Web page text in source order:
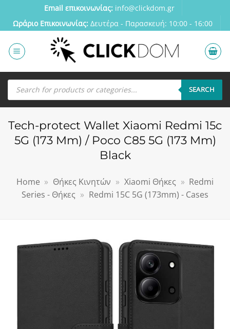
περιεχόμενο
Email επικοινωνίας: info@clickdom.gr
Ωράριο Eπικοινωνίας: Δευτέρα - Παρασκευή: 10:00 - 16:00
Αναζήτηση
προϊόντων SEARCH
Tech-protect Wallet Xiaomi Redmi 15c
5G (173 Mm) / Poco C85 5G (173 Mm)
Black
Home » Θήκες Κινητών » Xiaomi Θήκες » Redmi
Series - Θήκες » Redmi 15C 5G (173mm) - Cases